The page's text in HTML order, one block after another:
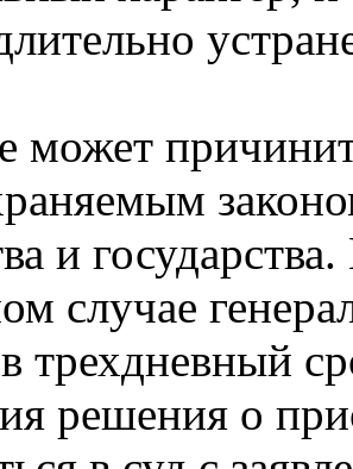
может
и
случае
трехдневный
решения о